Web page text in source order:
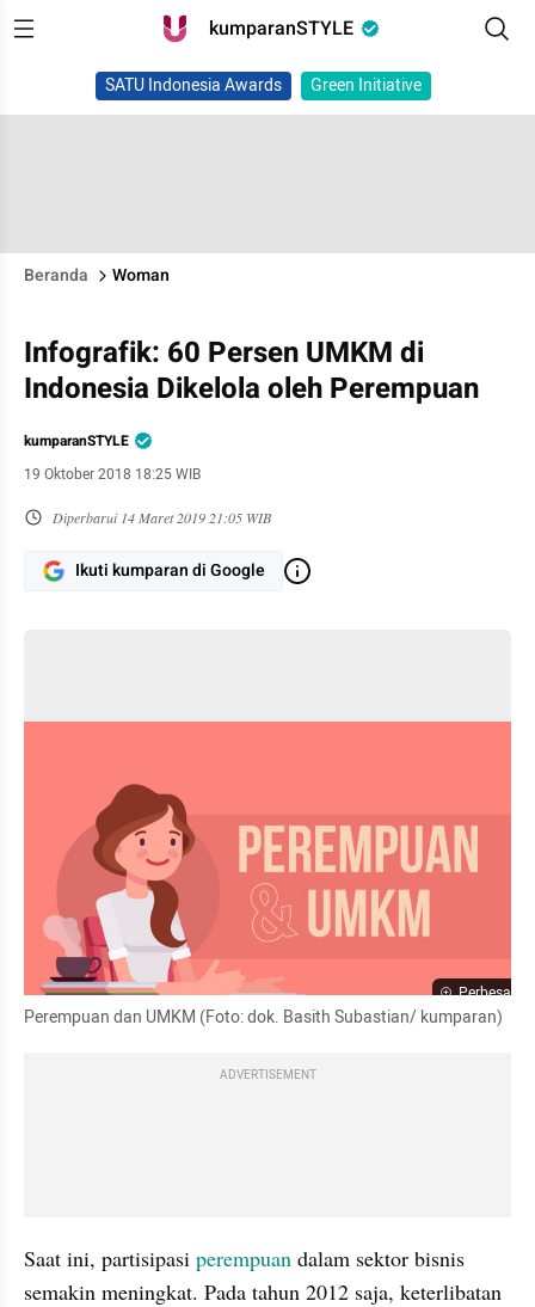
kumparanSTYLE
SATU Indonesia Awards Green Initiative
Beranda Woman
Infografik: 60 Persen UMKM di
Indonesia Dikelola oleh Perempuan
kumparanSTYLE
19 Oktober 2018 18:25 WIB
Diperbarui 14 Maret 2019 21:05 WIB
Ikuti kumparan di Google
Perbesar
Perempuan dan UMKM (Foto: dok. Basith Subastian/ kumparan)
ADVERTISEMENT
Saat ini, partisipasi perempuan dalam sektor bisnis
semakin meningkat. Pada tahun 2012 saja, keterlibatan